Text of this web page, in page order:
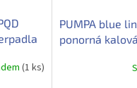
(1 ks)
PUMPA blue
ponorná
PQD7-16-